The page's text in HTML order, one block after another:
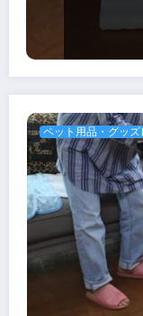
ペット用品・グッズ